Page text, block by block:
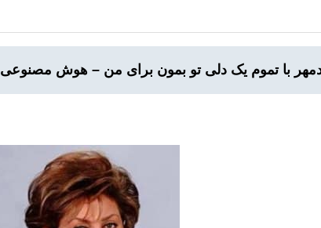
با تموم یک دلی تو بمون برای من – هوش مصنوعی